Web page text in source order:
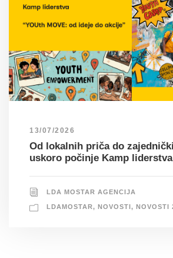
13/07/2026
Od lokalnih priča do
uskoro počinje Kamp
LDA MOSTAR AGENCIJA
LDAMOSTAR, NOVOSTI, NOVOSTI